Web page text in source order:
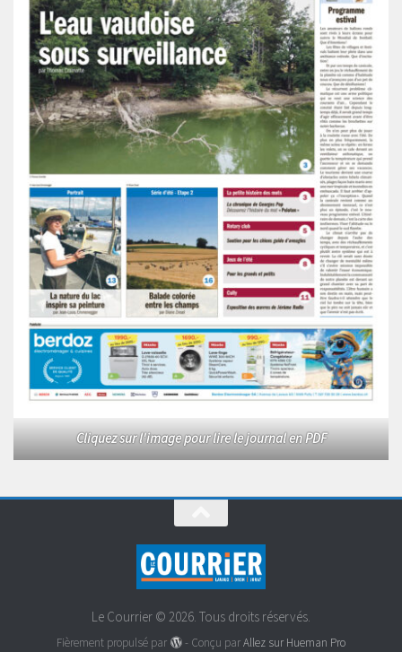
Cliquez sur l'image pour lire le journal en PDF
Le Courrier © 2026. Tous droits réservés.
Fièrement propulsé par - Conçu parAllez sur Hueman Pro